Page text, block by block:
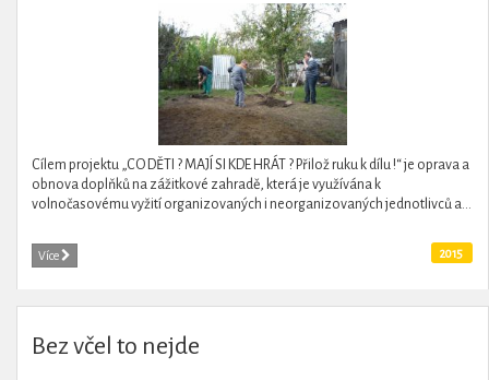
Cílem projektu „CO DĚTI ? MAJÍ SI KDE HRÁT ? Přilož ruku k dílu !“ je oprava a
obnova doplňků na zážitkové zahradě, která je využívána k
volnočasovému vyžití organizovaných i neorganizovaných jednotlivců a...
Více 2015
Bez včel to nejde